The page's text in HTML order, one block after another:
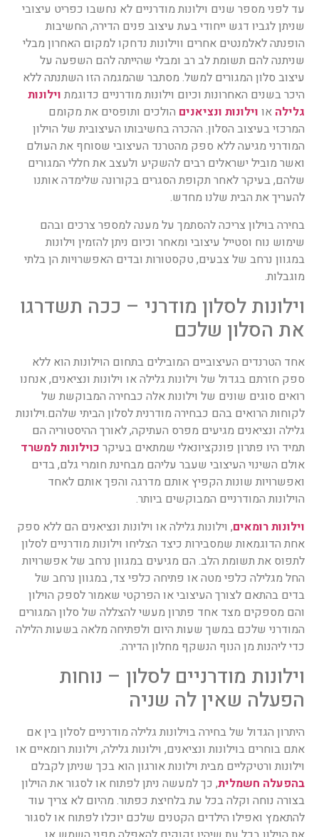
עד לפני מספר שנים וילונות מודרניים לא נחשבו כפריט עיצובי
שניתן לגביו דגש ייחודי בעת עיצוב פנים הדירה, החשיבות
הופנתה לאלמנטים אחרים ווילונות נדחקו למקום האחרון מבלי
שניתנה להם תשומת לב רב ומבלי שהייתה להם השפעה על
עיצוב סלון המגורים למשל. מסתבר שהמגמה הזו השתנתה ללא
היכר בשנים האחרונות וכיום וילונות מודרניים כדוגמת וילונות
גלילה או וילונות ונציאנים הולכים ותופסים את מקומם
המרכזי בעיצוב הסלון. ההכרה בחשיבותו העיצובית של הוילון
המודרני מגיעה ללא ספק מהטרנד העיצובי שסוחף את העולם
ואשר מוביל ישראלים רבים להשקיע ולעצב את חללי המגורים
שלהם, בעיקר לאחר תקופת הסגרים בקורונה שלימדה אותנו
להעריך את הבית שלנו מחדש.
בחירה בוילון צריכה להסתמך על מענה למספר צרכים ובהם
שימוש נוח וסטייל עיצובי ומאחר וכיום ניתן להזמין וילונות
במגוון נרחב של צבעים, טקסטורות ובדים האפשרויות הן בלתי
מוגבלות.
וילונות לסלון מודרני – ככה תשדרגו
את הסלון שלכם
אחד הטרנדים העיצוביים המובילים בתחום הוילונות הוא ללא
ספק חזרתם בגדול של וילונות גלילה או וילונות ונציאנים, אנחנו
רואים סוגים שונים של וילונות אלה כבחירה המבוקשת של
לקוחות הרואים בהם כבחירה מודרנית לסלון הביתי שלהם.וילונות
גלילה ונציאנים מגיעים מפרס העתיקה, לאורך ההיסטוריה הם
תמיד היו פתרון פונקציונאלי שמתאים בעיקר כוילונות למשרד
אולם השינוי העיצובי שעבר עליהם מבחינת חומרי גלם, בדים
ואפשרויות שונות הקפיץ אותם מדרגה והפך אותם לאחד
הוילונות המודרניים המבוקשים ביותר.
וילונות רומאים, וילונות גלילה או וילונות ונציאנים הם ללא ספק
אחת הדוגמאות שמסבירות כיצד הצליחו וילונות מודרניים לסלון
לתפוס את תשומת הלב. הם מגיעים במגוון נרחב של אפשרויות
החל מגלילה כלפי מטה או פתיחה כלפי צד, במגוון נרחב של
בדים בהתאם לצורך העיצובי או הפרקטי שאמור לספק הוילון
והם מספקים מצד אחד פתרון מעשי להצללה של סלון המגורים
המודרני שלכם במשך שעות היום ולפתיחה מלאה בשעות הלילה
כדי ליהנות מן הנוף הנשקף מחלון הדירה.
וילונות מודרניים לסלון – נוחות
הפעלה שאין לה שניה
היתרון הגדול של בחירה בוילונות גלילה מודרניים לסלון בין אם
אתם בוחרים בוילונות ונציאנים, וילונות גלילה, וילונות רומאיים או
וילונות ורטיקליים מבית וילונות אורגון הוא בכך שניתן לקבלם
בהפעלה חשמלית, כך למעשה ניתן לפתוח או לסגור את הוילון
בצורה נוחה וקלה בכל עת בלחיצת כפתור. מהיום לא צריך עוד
להתאמץ ואפילו הילדים הקטנים שלכם יוכלו לפתוח או לסגור